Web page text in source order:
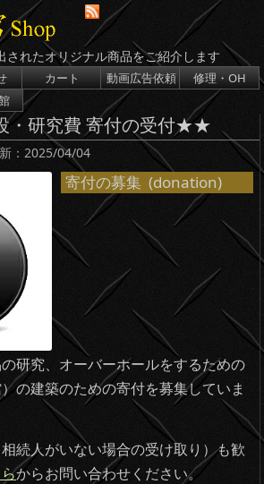
されたオリジナル商品をご紹介します
カート 動画広告依頼
修理・OH
研究費 寄付の受付★★
2025/04/04
寄付の募集 (donation)
研究、オーバーホールをするための
の建築のための寄付を募集していま
続人がいない場合の受け取り）も歓
からお問い合わせください。